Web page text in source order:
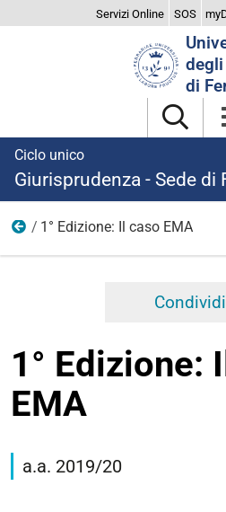
Servizi Online SOS
di
Ciclo unico
Giurisprudenza - Sede di
Edizioni precedenti
1° Edizione: Il caso EMA
Condividi
1° Edizione:
EMA
giurisprudenza/studiare/didattica/
law-
a.a. 2019/20